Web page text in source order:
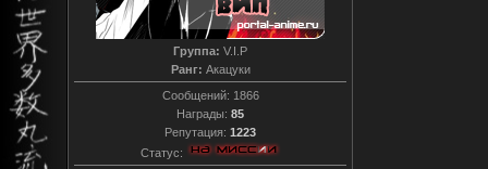
Группа: V.I.P
Ранг: Акацуки
Сообщений: 1866
Награды: 85
Репутация: 1223
Статус: